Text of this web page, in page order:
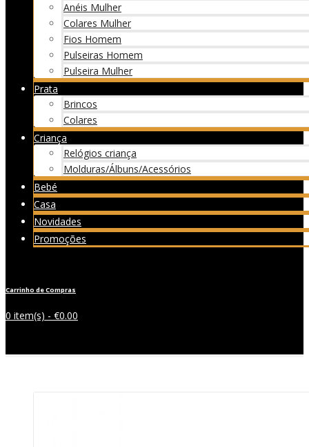
Anéis Mulher
Colares Mulher
Fios Homem
Pulseiras Homem
Pulseira Mulher
Prata
Brincos
Colares
Criança
Relógios criança
Molduras/Álbuns/Acessórios
Bebé
Casa
Novidades
Promoções
Carrinho de Compras
0 item(s) - €0.00